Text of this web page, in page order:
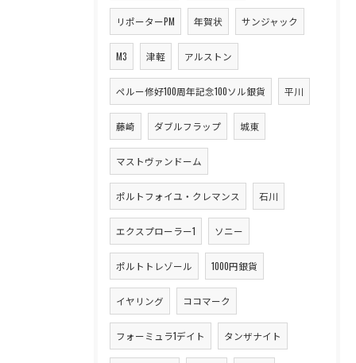
リポーターPM 年賀状 サンジャック
M3 津軽 アルストン
ペルー修好100周年記念100ソル銀貨 平川
藤崎 ダブルフラップ 城東
マストヴァンドーム
ポルトフォイユ・クレマンス 石川
エクスプローラー1 ソニー
ポルトトレゾール 1000円銀貨
イヤリング ココマーク
フォーミュラ1デイト タンザナイト